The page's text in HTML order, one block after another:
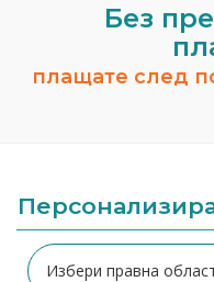
Без
плащате след